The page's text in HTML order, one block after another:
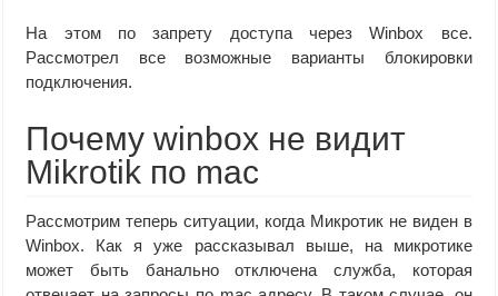
На этом по запрету доступа через Winbox все.
Рассмотрел все возможные варианты блокировки
подключения.
Почему winbox не видит
Mikrotik по mac
Рассмотрим теперь ситуации, когда Микротик не виден в
Winbox. Как я уже рассказывал выше, на микротике
может быть банально отключена служба, которая